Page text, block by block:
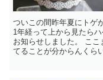
ついこの間昨年夏にトゲ
1年経って上から見たら
お知らせしました。 こ
てることが分からんくら